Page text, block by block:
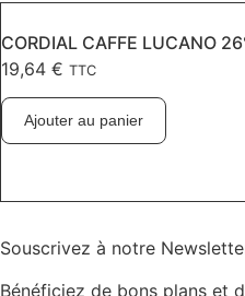
CORDIAL CAFFE LUCANO
19,64 € TTC
Ajouter au panier
Souscrivez à notre
Bénéficiez de bons plans et